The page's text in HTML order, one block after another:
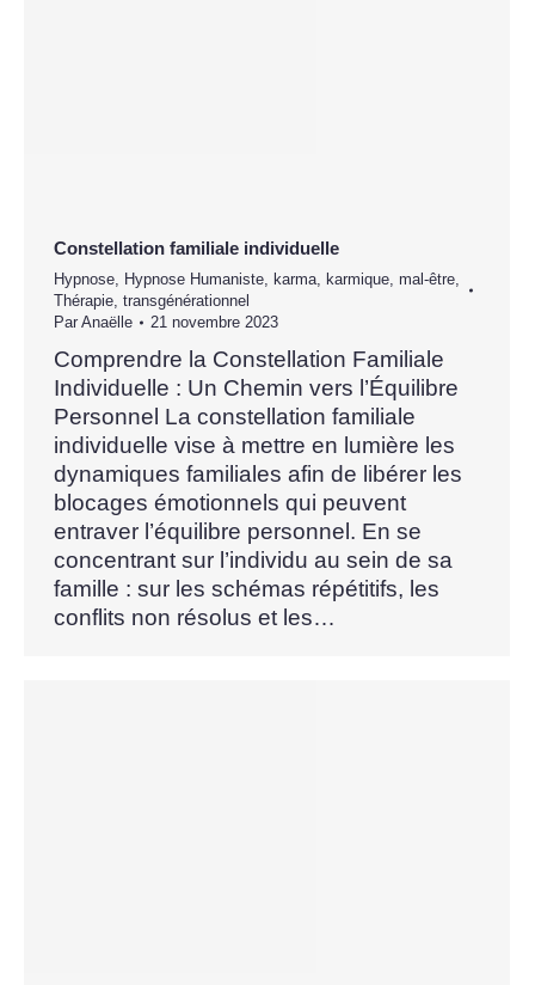
Constellation familiale individuelle
Hypnose, Hypnose Humaniste, karma, karmique, mal-être,
Thérapie, transgénérationnel
Par Anaëlle 21 novembre 2023
Comprendre la Constellation Familiale
Individuelle : Un Chemin vers l’Équilibre
Personnel La constellation familiale
individuelle vise à mettre en lumière les
dynamiques familiales afin de libérer les
blocages émotionnels qui peuvent
entraver l’équilibre personnel. En se
concentrant sur l’individu au sein de sa
famille : sur les schémas répétitifs, les
conflits non résolus et les…